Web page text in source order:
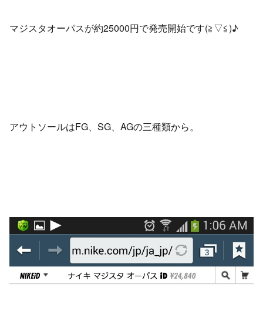
マジスタオーパスが約25000円で発売開始です(≧▽≦)♪
アウトソールはFG、SG、AGの三種類から。